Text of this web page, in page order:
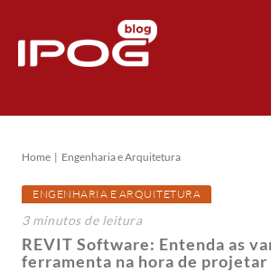
Home Engenharia e Arquitetura
ENGENHARIA E ARQUITETURA
3 minutosde leitura
REVIT Software: Entenda as
ferramenta na hora de projetar